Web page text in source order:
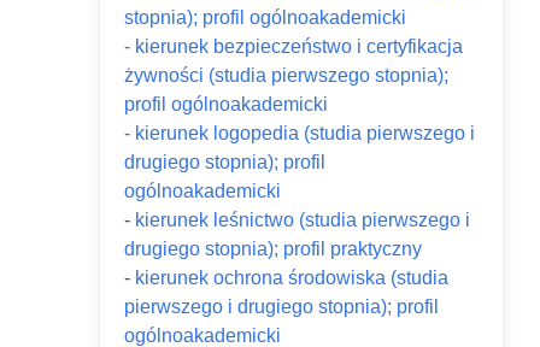
stopnia); profil ogólnoakademicki
- kierunek bezpieczeństwo i certyfikacja
żywności (studia pierwszego stopnia);
profil ogólnoakademicki
- kierunek logopedia (studia pierwszego i
drugiego stopnia); profil
ogólnoakademicki
- kierunek leśnictwo (studia pierwszego i
drugiego stopnia); profil praktyczny
- kierunek ochrona środowiska (studia
pierwszego i drugiego stopnia); profil
ogólnoakademicki